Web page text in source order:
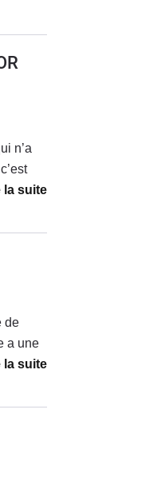
à
n’a
qui
moteur
de
a une